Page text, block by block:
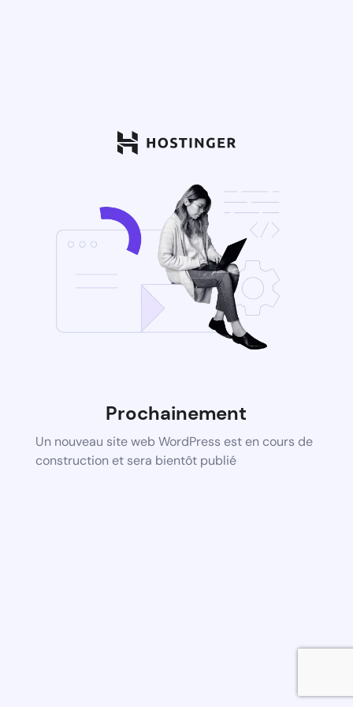
Prochainement
Un nouveau site web WordPress est en cours de
construction et sera bientôt publié